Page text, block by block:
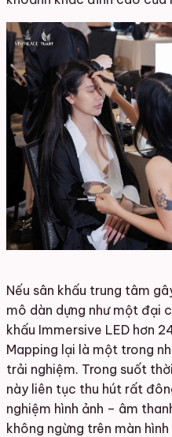
Nếu sân khấu trung tâm
mô dàn dựng như một đại
khấu Immersive LED hơn
Mapping lại là một trong
trải nghiệm. Trong suốt
này liên tục thu hút rất
nghiệm hình ảnh – âm
không ngừng trên màn